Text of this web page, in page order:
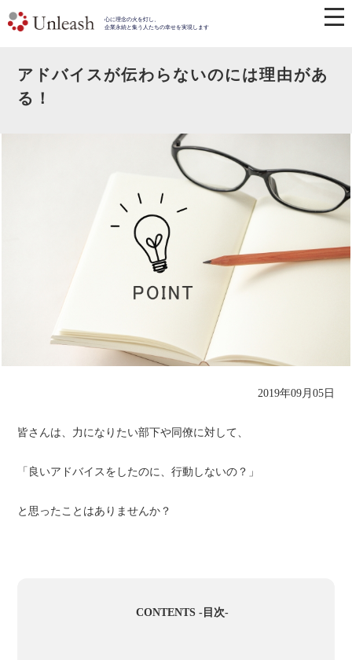
心に理念の火を灯し、
企業永続と集う人たちの幸せを実現します
アドバイスが伝わらないのには理由があ
る！
2019年09月05日
皆さんは、力になりたい部下や同僚に対して、
「良いアドバイスをしたのに、行動しないの？」
と思ったことはありませんか？
CONTENTS -目次-